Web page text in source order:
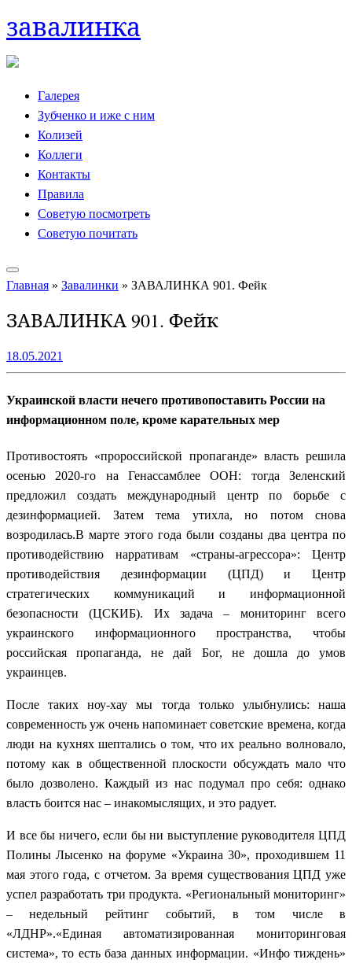
Skip
content
завалинка
Галерея
Зубченко и иже с ним
Колизей
Коллеги
Контакты
Правила
Советую посмотреть
Советую почитать
Главная » Завалинки » ЗАВАЛИНКА 901. Фейк
ЗАВАЛИНКА 901. Фейк
18.05.2021
Украинской власти нечего противопоставить России на
информационном поле, кроме карательных мер
Противостоять «пророссийской пропаганде» власть решила
осенью 2020-го на Генассамблее ООН: тогда Зеленский
предложил создать международный центр по борьбе с
дезинформацией. Затем тема утихла, но потом снова
возродилась.В марте этого года были созданы два центра по
противодействию нарративам «страны-агрессора»: Центр
противодействия дезинформации (ЦПД) и Центр
стратегических коммуникаций и информационной
безопасности (ЦСКИБ). Их задача – мониторинг всего
украинского информационного пространства, чтобы
российская пропаганда, не дай Бог, не дошла до умов
украинцев.
После таких ноу-хау мы тогда только улыбнулись: наша
современность уж очень напоминает советские времена, когда
люди на кухнях шептались о том, что их реально волновало,
потому как в общественной плоскости обсуждать мало что
было дозволено. Каждый из нас подумал про себя: однако
власть боится нас – инакомыслящих, и это радует.
И все бы ничего, если бы ни выступление руководителя ЦПД
Полины Лысенко на форуме «Украина 30», проходившем 11
мая этого года, с отчетом. За время существования ЦПД уже
успел разработать три продукта. «Региональный мониторинг»
– недельный рейтинг событий, в том числе в
«ЛДНР».«Единая автоматизированная мониторинговая
система», то есть база данных информации. «Инфо тиждень»